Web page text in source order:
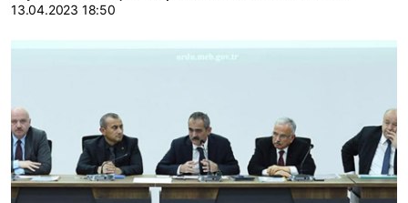
13.04.2023 18:50